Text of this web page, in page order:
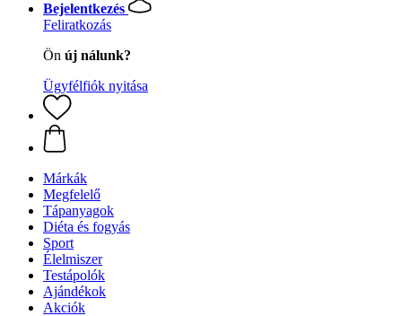
Bejelentkezés
Feliratkozás
Ön új nálunk?
Ügyfélfiók nyitása
Márkák
Megfelelő
Tápanyagok
Diéta és fogyás
Sport
Élelmiszer
Testápolók
Ajándékok
Akciók